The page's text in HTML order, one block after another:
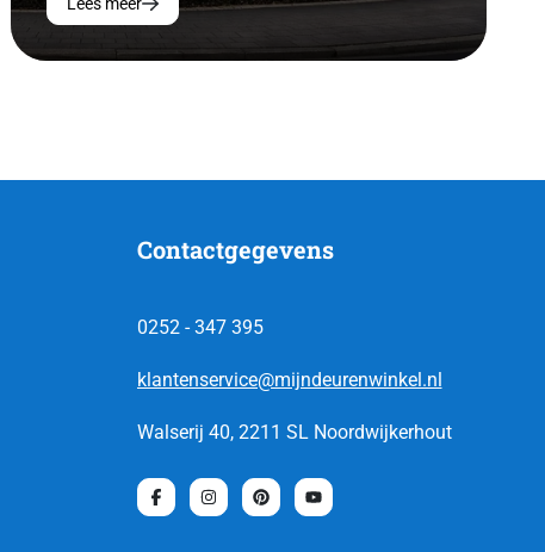
Contactgegevens
0252 - 347 395
klantenservice@mijndeurenwinkel.nl
Walserij 40, 2211 SL Noordwijkerhout